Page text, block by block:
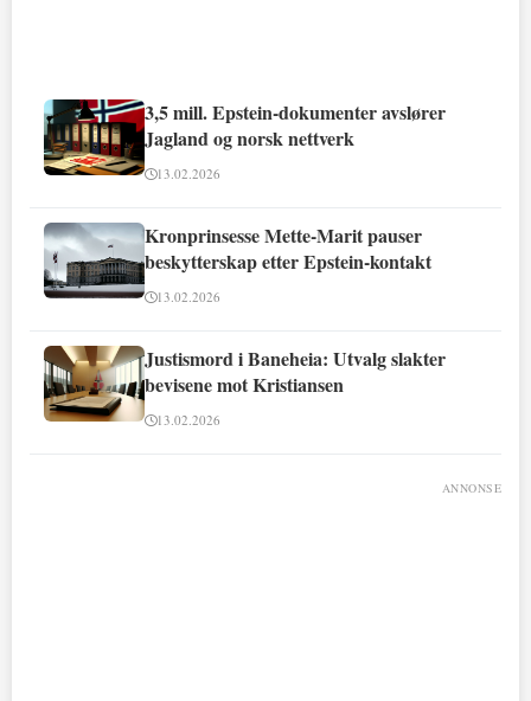
3,5 mill. Epstein-dokumenter avslører
Jagland og norsk nettverk
13.02.2026
Kronprinsesse Mette-Marit pauser
beskytterskap etter Epstein-kontakt
13.02.2026
Justismord i Baneheia: Utvalg slakter
bevisene mot Kristiansen
13.02.2026
ANNONSE